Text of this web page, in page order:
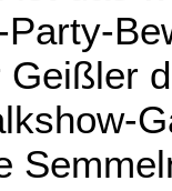
Party-